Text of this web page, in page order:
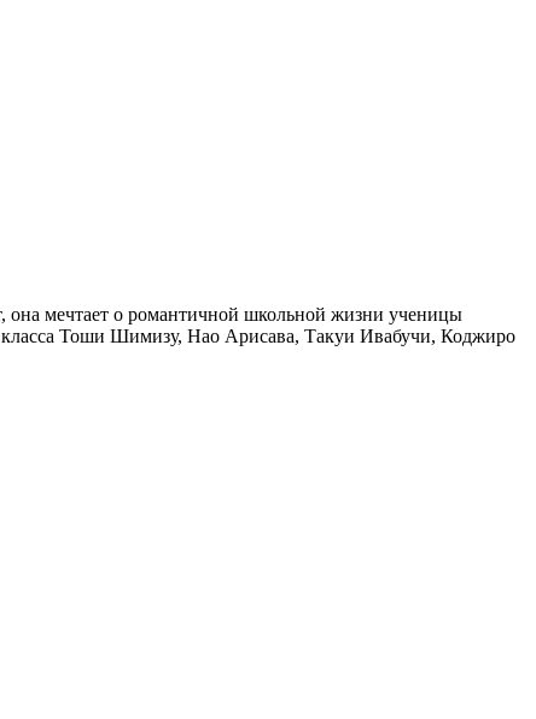
она мечтает о романтичной школьной жизни ученицы
класса Тоши Шимизу, Нао Арисава, Такуи Ивабучи, Коджиро